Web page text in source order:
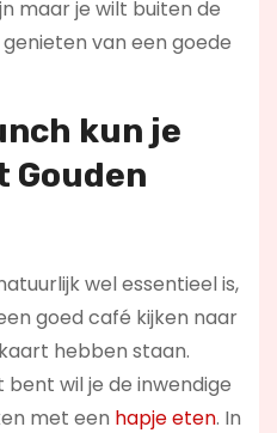
maar je wilt buiten de
van een goede
kun je
Gouden
wel essentieel is,
goed café kijken naar
hebben staan.
bent wil je de inwendige
met een hapje eten. In